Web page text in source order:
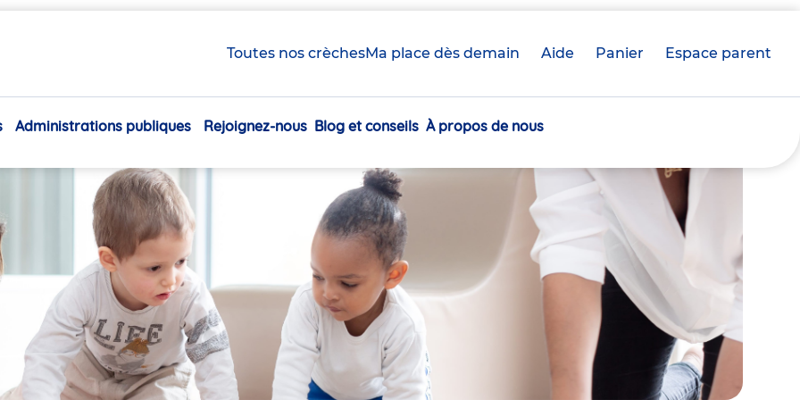
Toutes nos crèchesMa place dès demain Aide Panier crèche(s)
Espace parent
Navigation
Administrations publiques Rejoignez-nous Blog et conseils À propos de nous